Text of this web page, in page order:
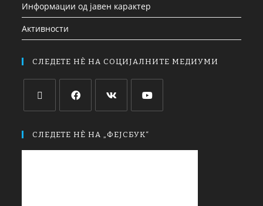
Информации од јавен карактер
Активности
СЛЕДЕТЕ НЀ НА СОЦИЈАЛНИТЕ МЕДИУМИ
СЛЕДЕТЕ НЀ НА „ФЕЈСБУК“